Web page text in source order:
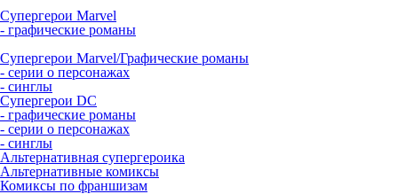
Супергерои Marvel
- графические романы
Супергерои Marvel/Графические романы
- серии о персонажах
- синглы
Супергерои DC
- графические романы
- серии о персонажах
- синглы
Альтернативная супергероика
Альтернативные комиксы
Комиксы по франшизам